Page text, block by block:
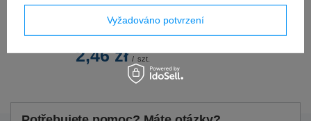
2,46 zł / szt.
Vyžadováno potvrzení